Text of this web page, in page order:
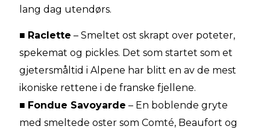
lang dag utendørs.
■ Raclette – Smeltet ost skrapt over poteter,
spekemat og pickles. Det som startet som et
gjetersmåltid i Alpene har blitt en av de mest
ikoniske rettene i de franske fjellene.
■ Fondue Savoyarde – En boblende gryte
med smeltede oster som Comté, Beaufort og